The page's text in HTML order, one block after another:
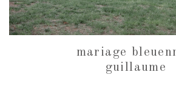
mariage
guillaume